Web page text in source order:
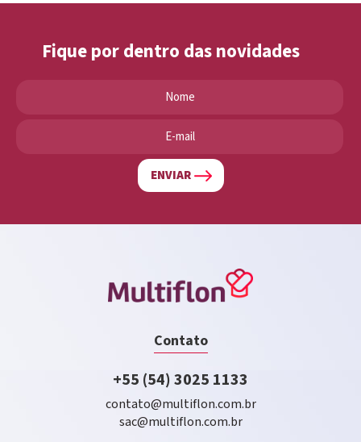
Fique por dentro das novidades
ENVIAR
Contato
+55 (54) 3025 1133
contato@multiflon.com.br
sac@multiflon.com.br